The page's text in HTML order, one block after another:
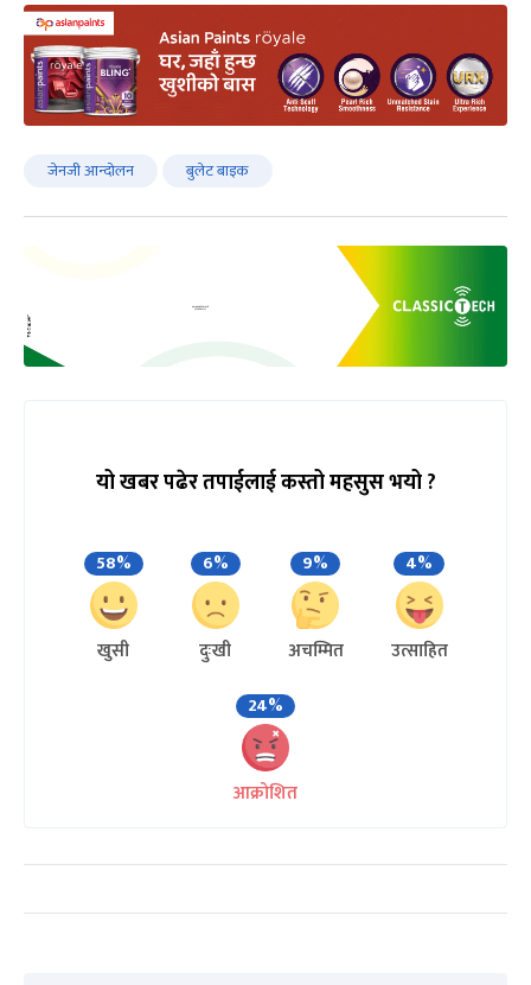
जेनजी आन्दोलन बुलेट बाइक
यो खबर पढेर तपाईलाई कस्तो महसुस भयो ?
58%
खुसी
6%
दुःखी
9%
अचम्मित
4%
उत्साहित
24%
आक्रोशित